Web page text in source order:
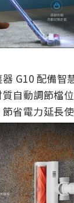
G10 配備智
自動調節檔
省電力延長